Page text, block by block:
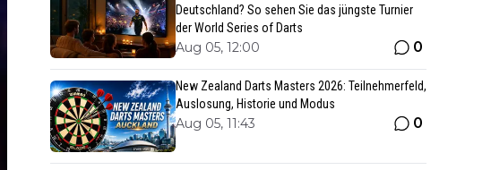
Deutschland? So sehen Sie das jüngste Turnier
der World Series of Darts
Aug 05, 12:00 0
New Zealand Darts Masters 2026: Teilnehmerfeld,
Auslosung, Historie und Modus
Aug 05, 11:43 0